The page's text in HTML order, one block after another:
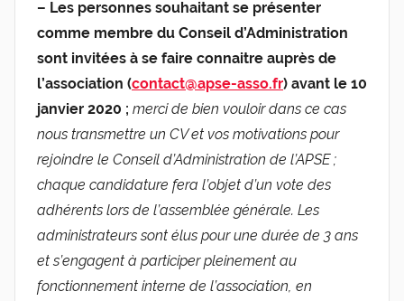
– Les personnes souhaitant se présenter
comme membre du Conseil d’Administration
sont invitées à se faire connaitre auprès de
l’association (contact@apse-asso.fr) avant le 10
janvier 2020 ; merci de bien vouloir dans ce cas
nous transmettre un CV et vos motivations pour
rejoindre le Conseil d’Administration de l’APSE ;
chaque candidature fera l’objet d’un vote des
adhérents lors de l’assemblée générale. Les
administrateurs sont élus pour une durée de 3 ans
et s’engagent à participer pleinement au
fonctionnement interne de l’association, en